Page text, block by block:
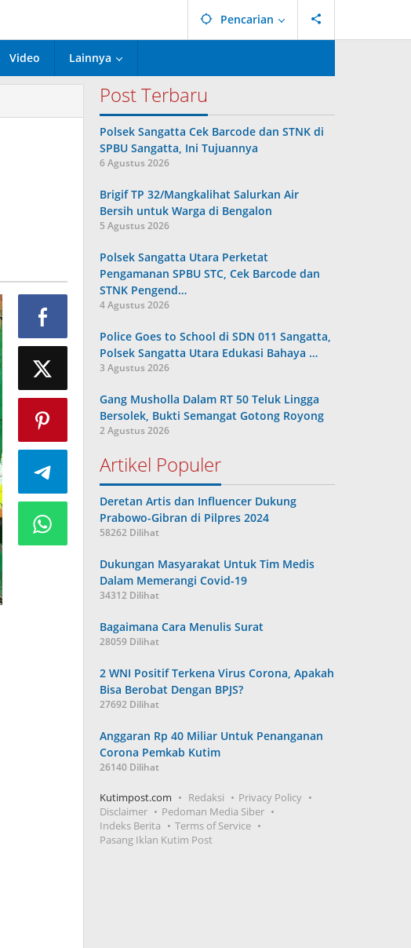
Pencarian
Video Lainnya
Post Terbaru
Polsek Sangatta Cek Barcode dan STNK di
SPBU Sangatta, Ini Tujuannya
6 Agustus 2026
Brigif TP 32/Mangkalihat Salurkan Air
Bersih untuk Warga di Bengalon
5 Agustus 2026
Polsek Sangatta Utara Perketat
Pengamanan SPBU STC, Cek Barcode dan
STNK Pengend…
4 Agustus 2026
Police Goes to School di SDN 011 Sangatta,
Polsek Sangatta Utara Edukasi Bahaya …
3 Agustus 2026
Gang Musholla Dalam RT 50 Teluk Lingga
Bersolek, Bukti Semangat Gotong Royong
2 Agustus 2026
Artikel Populer
Deretan Artis dan Influencer Dukung
Prabowo-Gibran di Pilpres 2024
58262 Dilihat
Dukungan Masyarakat Untuk Tim Medis
Dalam Memerangi Covid-19
34312 Dilihat
Bagaimana Cara Menulis Surat
28059 Dilihat
2 WNI Positif Terkena Virus Corona, Apakah
Bisa Berobat Dengan BPJS?
27692 Dilihat
Anggaran Rp 40 Miliar Untuk Penanganan
Corona Pemkab Kutim
26140 Dilihat
Kutimpost.com Redaksi
Privacy Policy
Disclaimer
Pedoman Media Siber
Indeks Berita
Terms of Service
Pasang Iklan Kutim Post